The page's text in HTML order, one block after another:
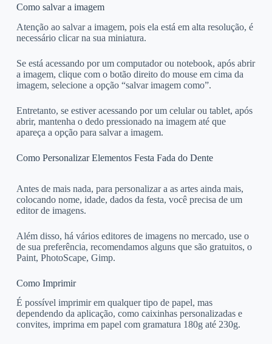
Como salvar a imagem
Atenção ao salvar a imagem, pois ela está em alta resolução, é
necessário clicar na sua miniatura.
Se está acessando por um computador ou notebook, após abrir
a imagem, clique com o botão direito do mouse em cima da
imagem, selecione a opção “salvar imagem como”.
Entretanto, se estiver acessando por um celular ou tablet, após
abrir, mantenha o dedo pressionado na imagem até que
apareça a opção para salvar a imagem.
Como Personalizar Elementos Festa Fada do Dente
Antes de mais nada, para personalizar a as artes ainda mais,
colocando nome, idade, dados da festa, você precisa de um
editor de imagens.
Além disso, há vários editores de imagens no mercado, use o
de sua preferência, recomendamos alguns que são gratuitos, o
Paint, PhotoScape, Gimp.
Como Imprimir
É possível imprimir em qualquer tipo de papel, mas
dependendo da aplicação, como caixinhas personalizadas e
convites, imprima em papel com gramatura 180g até 230g.